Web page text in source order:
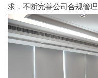
求，不断完善公司合规管